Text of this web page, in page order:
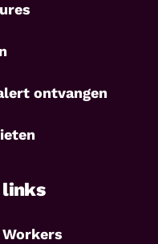
ontvangen
links